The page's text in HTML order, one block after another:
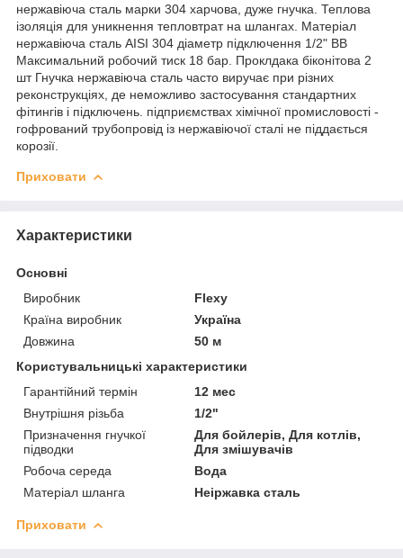
нержавіюча сталь марки 304 харчова, дуже гнучка. Теплова
ізоляція для уникнення тепловтрат на шлангах. Матеріал
нержавіюча сталь AISI 304 діаметр підключення 1/2" ВВ
Максимальний робочий тиск 18 бар. Проклдака біконітова 2
шт Гнучка нержавіюча сталь часто виручає при різних
реконструкціях, де неможливо застосування стандартних
фітингів і підключень. підприємствах хімічної промисловості -
гофрований трубопровід із нержавіючої сталі не піддається
корозії.
Приховати
Характеристики
Основні
Виробник
Flexy
Країна виробник
Україна
Довжина
50 м
Користувальницькі характеристики
Гарантійний термін
12 мес
Внутрішня різьба
1/2"
Призначення гнучкої
підводки
Для бойлерів, Для котлів,
Для змішувачів
Робоча середа
Вода
Матеріал шланга
Неіржавка сталь
Приховати